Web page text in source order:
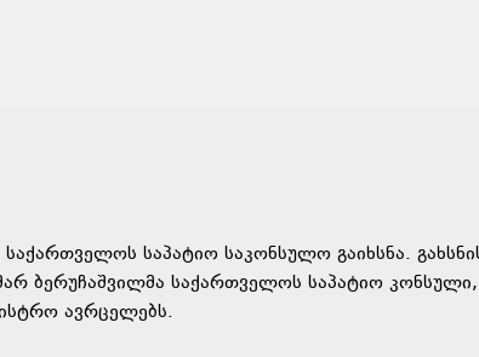
საპატიო საკონსულო გაიხსნა.
ბერუჩაშვილმა საქართველოს საპატიო
ავრცელებს.